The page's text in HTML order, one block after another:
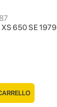
650 SE